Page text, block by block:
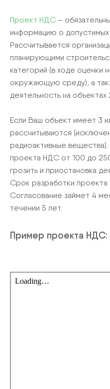
Проект НДС –
информацию о
Рассчитывается
планирующими
категорий (в ходе оценки
окружающую среду), а
деятельность на объектах
Если Ваш объект имеет 3
рассчитываются
радиоактивные
проекта НДС от 100 до
грозить и приостановка
Срок разработки
Согласование займет 4
течении 5 лет.
Пример проекта НДС: